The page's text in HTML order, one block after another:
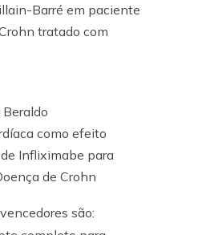
Barré em paciente
tratado com
como efeito
Infliximabe para
de Crohn
são: